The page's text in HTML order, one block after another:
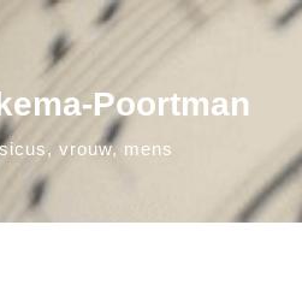
Poortman
vrouw, mens